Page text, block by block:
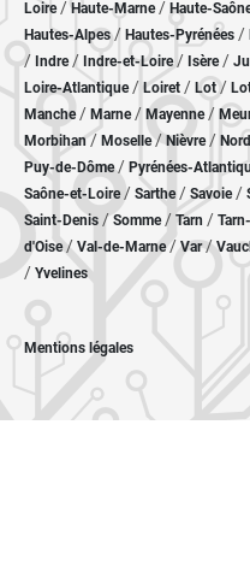
Loire/Haute-Marne/ Haute-
Hautes-Alpes/ Hautes-Pyrénées /
/ Indre/ Indre-et-Loire/ Isère/
Loire-Atlantique/ Loiret / Lot/
Manche/ Marne/ Mayenne/
Morbihan/ Moselle/ Nièvre / Nord
Puy-de-Dôme/ Pyrénées-
Saône-et-Loire/ Sarthe/ Savoie/
Saint-Denis /Somme/ Tarn /
d'Oise/ Val-de-Marne/Var/
/ Yvelines
Mentions légales